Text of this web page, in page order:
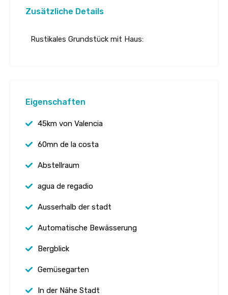
Zusätzliche Details
Rustikales Grundstück mit Haus:
Eigenschaften
45km von Valencia
60mn de la costa
Abstellraum
agua de regadio
Ausserhalb der stadt
Automatische Bewässerung
Bergblick
Gemüsegarten
In der Nähe Stadt